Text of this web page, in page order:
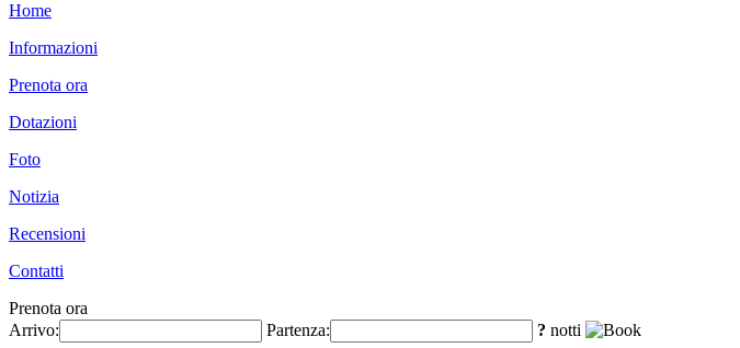
Home
Informazioni
Prenota ora
Dotazioni
Foto
Notizia
Recensioni
Contatti
Prenota ora
Arrivo:
Partenza: ? notti